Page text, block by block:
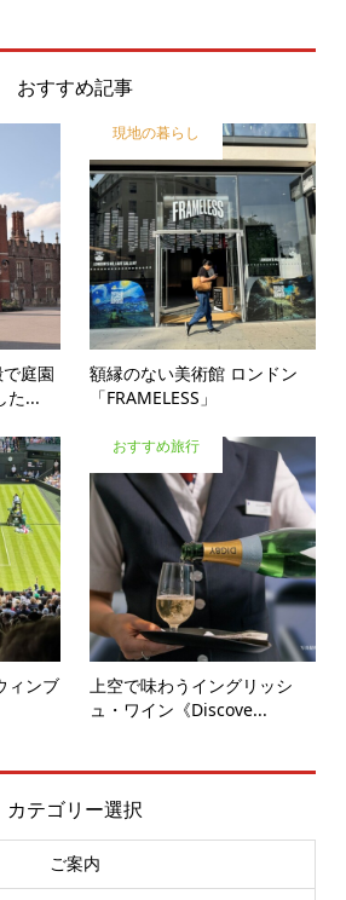
おすすめ記事
庭園
た...
現地の暮らし
額縁のない美術館 ロンドン
「FRAMELESS」
ィンブ
おすすめ旅行
上空で味わうイングリッシ
ュ・ワイン《Discove...
カテゴリー選択
ご案内